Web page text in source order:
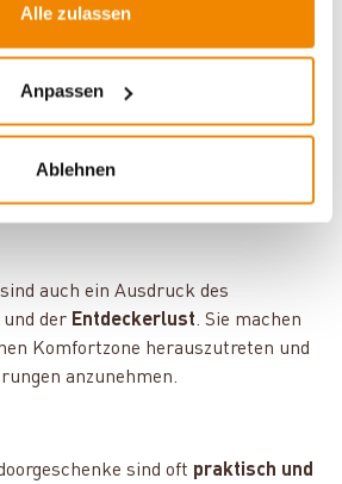
Alle zulassen
Anpassen
Ablehnen
sind eine Möglichkeit,
zu schätzen. Sie ermutigen die
Natur zu erkunden und
auch ein Ausdruck des
der Entdeckerlust. Sie machen
Komfortzone herauszutreten und
anzunehmen.
sind oft praktisch und